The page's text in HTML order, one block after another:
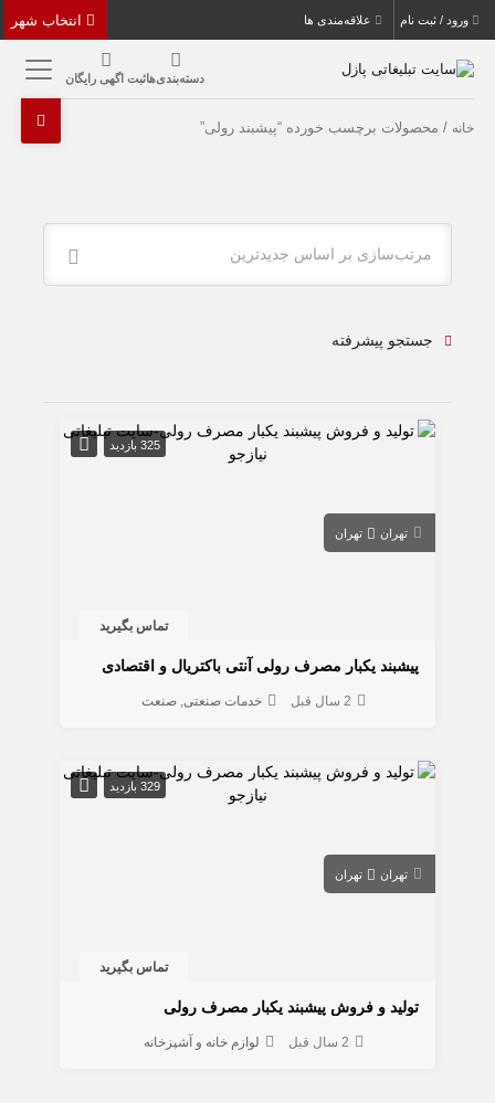
ورود / ثبت نام علاقه‌مندی ها
دسته‌بندی‌هاثبت اگهی رایگان
خانه / محصولات برچسب خورده “پیشبند رولی”
مرتب‌سازی بر اساس جدیدترین
جستجو پیشرفته
325 بازدید
تهران تهران
تماس بگیرید
پیشبند یکبار مصرف رولی آنتی باکتریال و اقتصادی
2 سال قبل خدمات صنعتی صنعت
329 بازدید
تهران تهران
تماس بگیرید
تولید و فروش پیشبند یکبار مصرف رولی
2 سال قبل لوازم خانه و آشپزخانه